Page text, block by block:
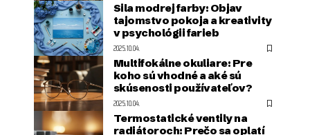
Sila modrej farby: Objav
tajomstvo pokoja a kreativity
v psychológii farieb
2025.10.04.
Multifokálne okuliare: Pre
koho sú vhodné a aké sú
skúsenosti používateľov?
2025.10.04.
Termostatické ventily na
radiátoroch: Prečo sa oplatí